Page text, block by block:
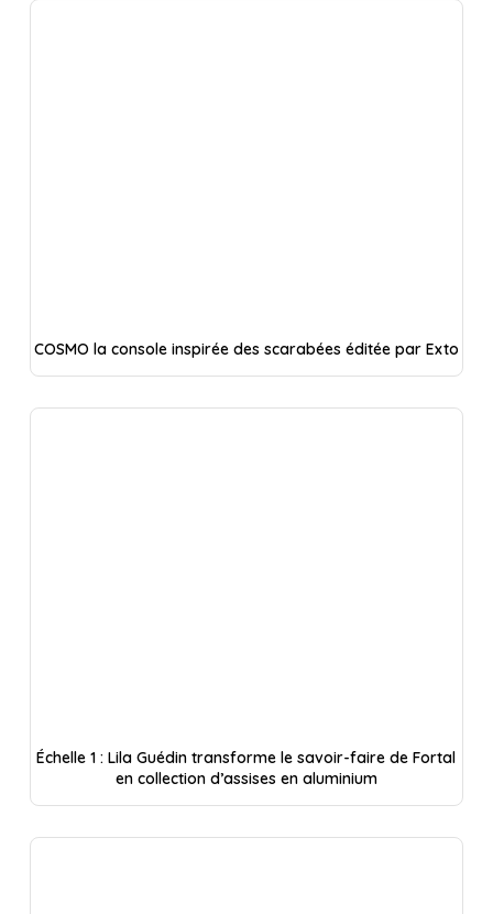
COSMO la console inspirée des scarabées éditée par Exto
Échelle 1 : Lila Guédin transforme le savoir-faire de Fortal
en collection d’assises en aluminium